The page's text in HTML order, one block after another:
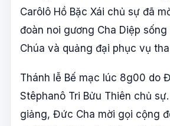
Carôlô Hồ Bặc Xái chủ sự đã
đoàn noi gương Cha Diệp
Chúa và quảng đại phục vụ
Thánh lễ Bế mạc lúc 8g00 do
Stêphanô Tri Bửu Thiên chủ
giảng, Đức Cha mời gọi cộng